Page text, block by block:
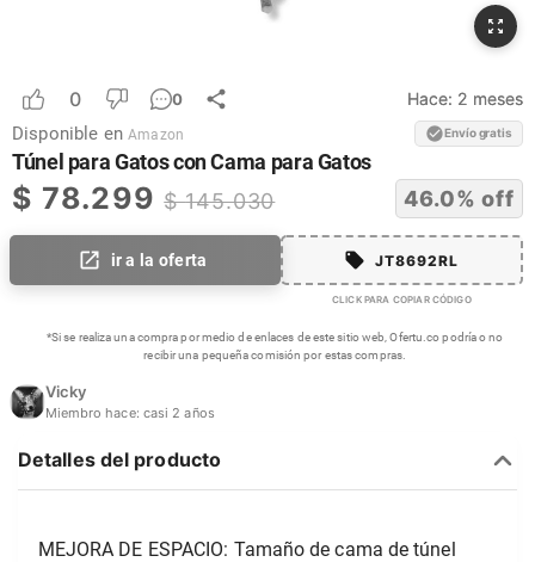
0 0 Hace: 2 meses
Disponible en Amazon Envío gratis
Túnel para Gatos con Cama para Gatos
$ 78.299 $145.030 46.0% off
ir a la oferta JT8692RL
CLICK PARA COPIAR CÓDIGO
*Si se realiza una compra por medio de enlaces de este sitio web, Ofertu.co podría o no
recibir una pequeña comisión por estas compras.
Vicky
Miembro hace: casi 2 años
Detalles del producto
MEJORA DE ESPACIO: Tamaño de cama de túnel